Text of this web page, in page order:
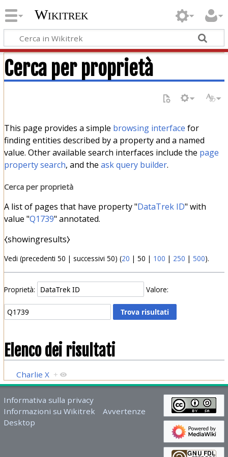
Wikitrek
Cerca per proprietà
This page provides a simple browsing interface for
finding entities described by a property and a named
value. Other available search interfaces include the page
property search, and the ask query builder.
Cerca per proprietà
A list of pages that have property "DataTrek ID" with
value "Q1739" annotated.
⧼showingresults⧽
Vedi (precedenti 50 | successivi 50) (20 | 50 | 100 | 250 | 500).
Proprietà: Valore:
Elenco dei risultati
Charlie X +
Informativa sulla privacy
Informazioni su Wikitrek
Avvertenze
Desktop